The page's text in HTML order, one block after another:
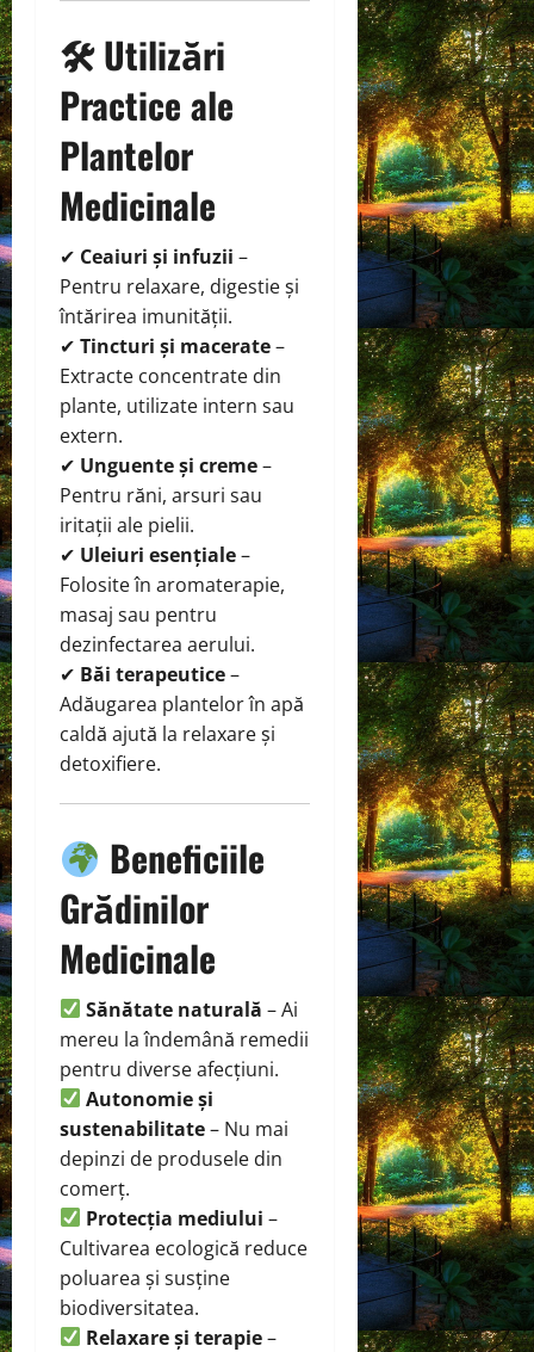
🛠 Utilizări
Practice ale
Plantelor
Medicinale
✔ Ceaiuri și infuzii –
Pentru relaxare, digestie și
întărirea imunității.
✔ Tincturi și macerate–
Extracte concentrate din
plante, utilizate intern sau
extern.
✔ Unguente și creme–
Pentru răni, arsuri sau
iritații ale pielii.
✔ Uleiuri esențiale–
Folosite în aromaterapie,
masaj sau pentru
dezinfectarea aerului.
✔ Băi terapeutice–
Adăugarea plantelor în apă
caldă ajută la relaxare și
detoxifiere.
Beneficiile
Grădinilor
Medicinale
Sănătate naturală – Ai
mereu la îndemână remedii
pentru diverse afecțiuni.
Autonomie și
sustenabilitate– Nu mai
depinzi de produsele din
comerț.
Protecția mediului –
Cultivarea ecologică reduce
poluarea și susține
biodiversitatea.
Relaxare și terapie–